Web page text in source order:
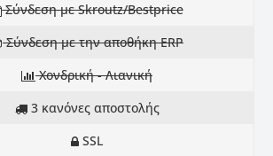
Σύνδεση με Skroutz/Bestprice
Σύνδεση με την αποθήκη ERP
Χονδρική - Λιανική
3 κανόνες αποστολής
SSL